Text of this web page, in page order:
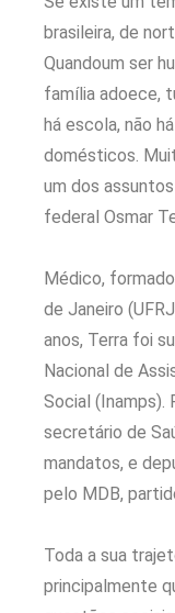
brasileira, de
Quandoum ser
família adoece,
há escola, não
domésticos.
um dos
federal Osmar
Médico,
de Janeiro
anos, Terra foi
Nacional de
Social (Inamps).
secretário de
mandatos, e
pelo MDB,
Toda a sua
principalmente